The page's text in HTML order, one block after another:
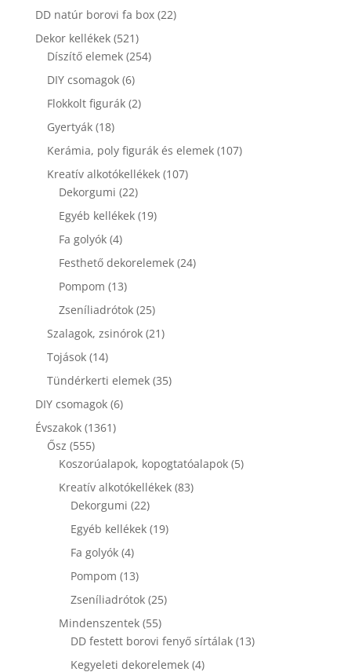
DD natúr borovi fa box 2222
Dekor kellékek 521521
termék
Díszítő elemek 254254
DIY csomagok 66
termék
Flokkolt figurák 22
Gyertyák 1818
termék
Kerámia, poly figurák és elemek 107107
Kreatív alkotókellékek 107107
Dekorgumi 2222
termék
Egyéb kellékek 1919
Fa golyók 44
termék
Festhető dekorelemek 2424
Pompom 1313
termék
Zseníliadrótok 2525
termék
Szalagok, zsinórok 2121
Tojások 1414
termék
Tündérkerti elemek 3535
DIY csomagok 66
Évszakok 13611361
Ősz 555555
termék
Koszorúalapok, kopogtatóalapok 55
Kreatív alkotókellékek 8383
Dekorgumi 2222
termék
Egyéb kellékek 1919
Fa golyók 44
termék
Pompom 1313
termék
Zseníliadrótok 2525
Mindenszentek 5555
termék
DD festett borovi fenyő sírtálak 1313
Kegyeleti dekorelemek 44